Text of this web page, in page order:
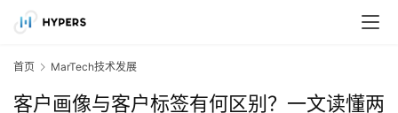
首页 MarTech技术发展
客户画像与客户标签有何区别？一文读懂两